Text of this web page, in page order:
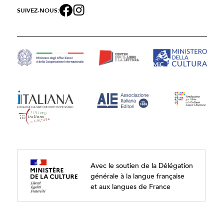
SUIVEZ-NOUS:
Avec le soutien de la Délégation
générale à la langue française
et aux langues de France